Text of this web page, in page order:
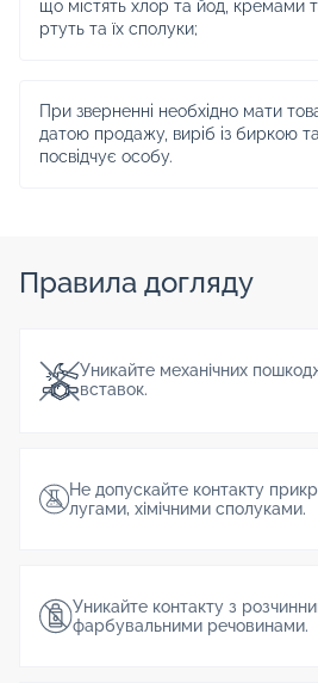
що містять хлор та йод, кремами
ртуть та їх сполуки;
При зверненні необхідно мати
датою продажу, виріб із биркою
посвідчує особу.
Правила догляду
Уникайте механічних
вставок.
Не допускайте контакту
лугами, хімічними сполуками.
Уникайте контакту з
фарбувальними речовинами.